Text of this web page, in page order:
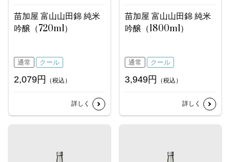
苗加屋 富山山田錦 純米
吟醸（720ml）
通常 クール
2,079円 （税込）
詳しく
苗加屋 富山山田錦 純米
吟醸（1800ml）
通常 クール
3,949円 （税込）
詳しく